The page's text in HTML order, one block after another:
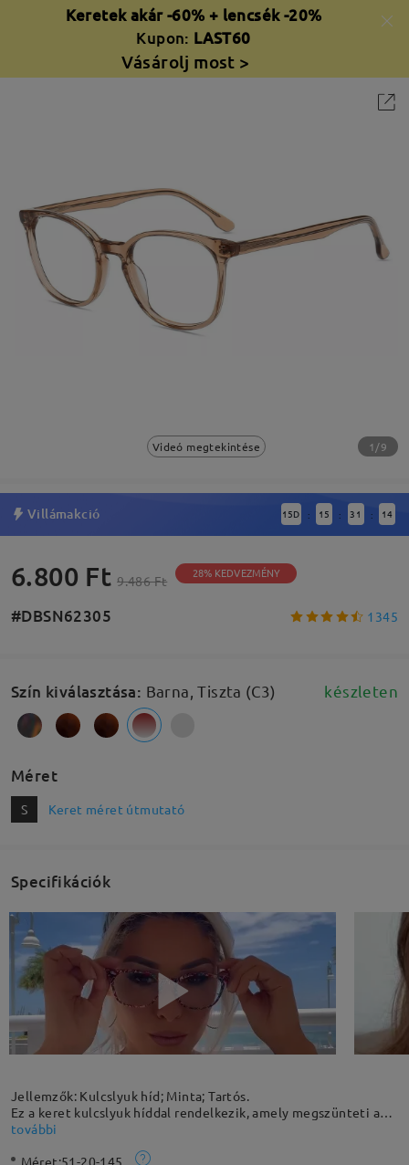
Keretek akár -60% + lencsék -20%
Kupon: LAST60
Vásárolj most >
Videó megtekintése 1/9
Villámakció 15D : 15 : 31 : 13
6.800 Ft 9.486 Ft 28% KEDVEZMÉNY
#DBSN62305 1345
Szín kiválasztása: Barna, Tiszta (C3) készleten
Méret
S Keret méret útmutató
Specifikációk
Jellemzők: Kulcslyuk híd; Minta; Tartós.
Ez a keret kulcslyuk híddal rendelkezik, amely megszünteti a
nyomást az orr tetején. Ez a könnyű keret minden alkalomra
mindennapi megjelenéshez. Kérjük, vegye figyelembe: Az
további
Méret:51-20-145